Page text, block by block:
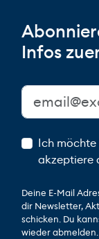
Infos
Ich
akzeptiere
Deine E-Mail
dir Newsletter,
schicken. Du
wieder abmelden.